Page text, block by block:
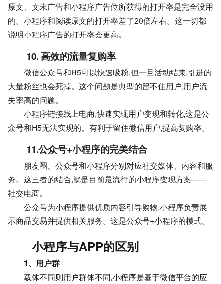
原文、文末广告和小程序广告位所获得的打开率是完全没用
的。小程序和阅读原文的打开率差了20倍左右。这一切都
说明小程序广告的打开率会更高。
10. 高效的流量复购率
微信公众号和H5可以快速吸粉,但一旦活动结束,引进的
大量粉丝也会死掉。这个问题是典型的留不住用户,用户流
失率高的问题。
小程序链接线上电商,快速实现用户变现和转化,这是公
众号和H5无法实现的。有利于留住微信用户,提高复购率。
11.公众号+小程序的完美结合
朋友圈、公众号和小程序分别对应社交媒体、内容和服
务。这三者的结合,就是目前最流行的小程序变现方案——
社交电商。
公众号为小程序提供优质内容引导购物,小程序负责展
示商品交易并提供相关服务。这是公众号+小程序的模式。
小程序与APP的区别
1、用户群
载体不同则用户群体不同,小程序是基于微信平台的应